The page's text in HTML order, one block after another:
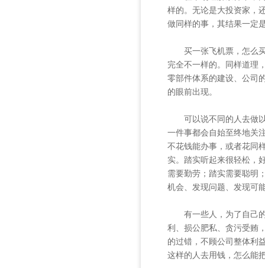
样的。无论是大投资家，
做同样的事，其结果一定
买一张飞机票，怎么买
完全不一样的。同样道理
零部件体系的建设、公司
的眼前出现。
可以说不同的人去做以
一件事都会自始至终地关
不花钱能办事，或者花同
实。踏实听起来很轻松，
需要勤劳；踏实需要聪明
机会、发现问题、发现可
有一些人，为了自己的
利、损公肥私、贪污受贿
的过错，不顾公司整体利
这样的人去用钱，怎么能